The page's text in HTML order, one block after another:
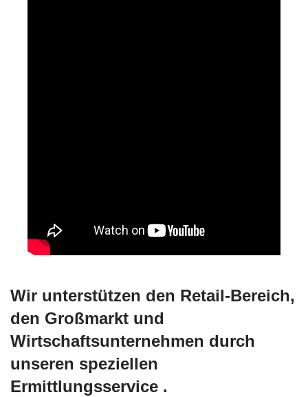
Wir unterstützen den Retail-Bereich,
den Großmarkt und
Wirtschaftsunternehmen durch
unseren speziellen
Ermittlungsservice .